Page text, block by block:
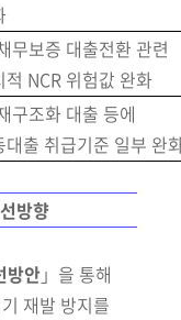
보증 대출전환 관련
적 NCR 위험값 완화
구조화 대출 등에
대출 취급기준 일부 완
방향
방안」을 통해
재발 방지를